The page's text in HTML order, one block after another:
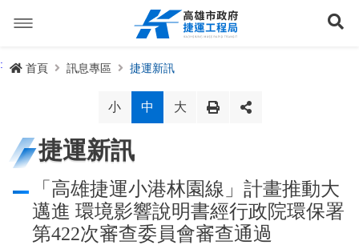
容
捷運路線進度圖
長期路網規劃
路網簡介
規劃中
訊息專區
捷運新訊
公聽會與說明會
便民服務
局長信箱
交流互動
首頁 訊息專區 捷運新訊
小 中 大
捷運新訊
「高雄捷運小港林園線」計畫推動大
邁進 環境影響說明書經行政院環保署
第422次審查委員會審查通過